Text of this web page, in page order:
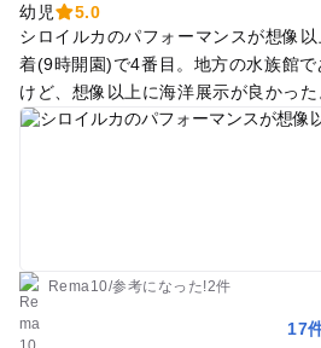
幼児
5.0
シロイルカのパフォーマンスが想像
着(9時開園)で4番目。地方の水族館
けど、想像以上に海洋展示が良かっ
て、綺麗に掃除が行き届いていた。 水族館のショーといえば水
スペースはマットとすべり台などがあ
しかし、島根の夏はとにかく暑かっ
Rema10/参考に なった!2件
17